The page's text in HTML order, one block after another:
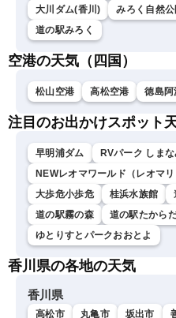
大川ダム(香川)
みろく自然
道の駅みろく
空港の天気（四国）
松山空港 高松空港 徳島阿
注目のお出かけスポット
早明浦ダム
RVパーク しま
NEWレオマワールド（レオマリ
大歩危小歩危
桂浜水族館
道の駅霧の森
道の駅たから
ゆとりすとパークおおとよ
香川県の各地の天気
香川県
高松市 丸亀市 坂出市